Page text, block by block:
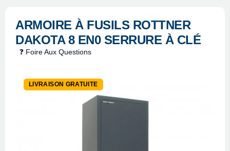
ARMOIRE À FUSILS ROTTNER
DAKOTA 8 EN0 SERRURE À CLÉ
❓ Foire Aux Questions
LIVRAISON GRATUITE